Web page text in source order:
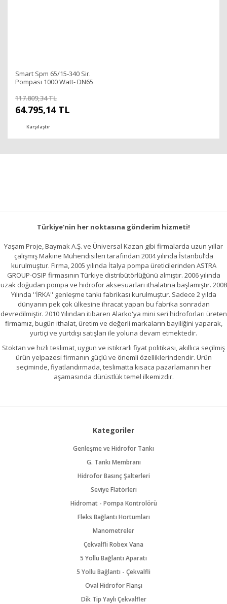
Smart Spm 65/15-340 Sir.
Pompası 1000 Watt- DN65
117.809,34 TL
64.795,14 TL
Karşılaştır
Türkiye'nin her noktasına gönderim hizmeti!
Yaşam Proje, Baymak A.Ş. ve Üniversal Kazan gibi firmalarda uzun yıllar
çalışmış Makine Mühendisileri tarafından 2004 yılında İstanbul’da
kurulmuştur. Firma, 2005 yılında İtalya pompa üreticilerinden ASTRA
GROUP-OSIP firmasının Türkiye distribütörlüğünü almıştır. 2006 yılında
uzak doğudan pompa ve hidrofor aksesuarları ithalatına başlamıştır. 2008
Yılında ''İRKA'' genleşme tankı fabrikası kurulmuştur. Sadece 2 yılda
dünyanın pek çok ülkesine ihracat yapan bu fabrika sonradan
devredilmiştir. 2010 Yılından itibaren Alarko'ya mini seri hidroforları üreten
firmamız, bugün ithalat, üretim ve değerli markaların bayiliğini yaparak,
yurtiçi ve yurtdışı satışları ile yoluna devam etmektedir.
Stoktan ve hızlı teslimat, uygun ve istikrarlı fiyat politikası, akıllıca seçilmiş
ürün yelpazesi firmanın güçlü ve önemli özelliklerindendir. Ürün
seçiminde, fiyatlandırmada, teslimatta kısaca pazarlamanın her
aşamasında dürüstlük temel ilkemizdir.
Kategoriler
Genleşme ve Hidrofor Tankı
G. Tankı Membranı
Hidrofor Basınç Şalterleri
Seviye Flatörleri
Hidromat - Pompa Kontrolörü
Fleks Bağlantı Hortumları
Manometreler
Çekvalfli Robex Vana
5 Yollu Bağlantı Aparatı
5 Yollu Bağlantı - Çekvalfli
Oval Hidrofor Flanşı
Dik Tip Yaylı Çekvalfler